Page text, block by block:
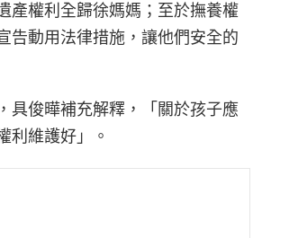
產權利全歸徐媽媽；至於撫養權
告動用法律措施，讓他們安全的
具俊曄補充解釋，「關於孩子應
利維護好」。